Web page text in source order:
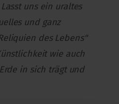
uns ein uraltes
und ganz
des Lebens"
wie auch
in sich trägt und